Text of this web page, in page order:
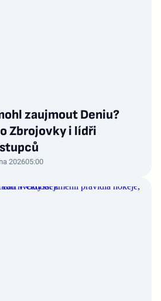
zaujmout Deniu?
Zbrojovky i lídři
202605:00